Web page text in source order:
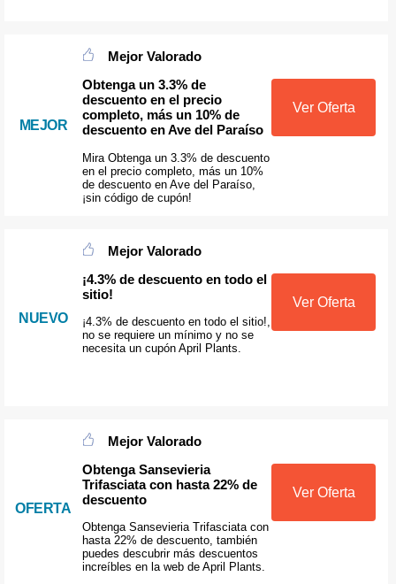
MEJOR
Mejor Valorado
Obtenga un 3.3% de
descuento en el precio
completo, más un 10% de
descuento en Ave del Paraíso
Mira Obtenga un 3.3% de descuento
en el precio completo, más un 10%
de descuento en Ave del Paraíso,
¡sin código de cupón!
Ver Oferta
NUEVO
Mejor Valorado
¡4.3% de descuento en todo el
sitio!
¡4.3% de descuento en todo el sitio!,
no se requiere un mínimo y no se
necesita un cupón April Plants.
Ver Oferta
OFERTA
Mejor Valorado
Obtenga Sansevieria
Trifasciata con hasta 22% de
descuento
Obtenga Sansevieria Trifasciata con
hasta 22% de descuento, también
puedes descubrir más descuentos
increíbles en la web de April Plants.
Ver Oferta